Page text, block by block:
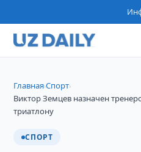
Главная›Спорт›
Виктор Земцев назначен
триатлону
СПОРТ